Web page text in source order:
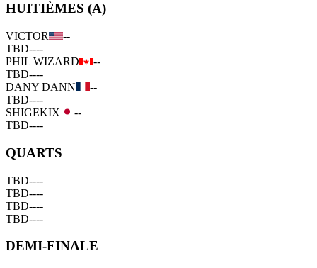
HUITIÈMES (A)
VICTOR
--
TBD----
PHIL WIZARD
--
TBD----
DANY DANN
--
TBD----
SHIGEKIX
--
TBD----
QUARTS
TBD----
TBD----
TBD----
TBD----
DEMI-FINALE